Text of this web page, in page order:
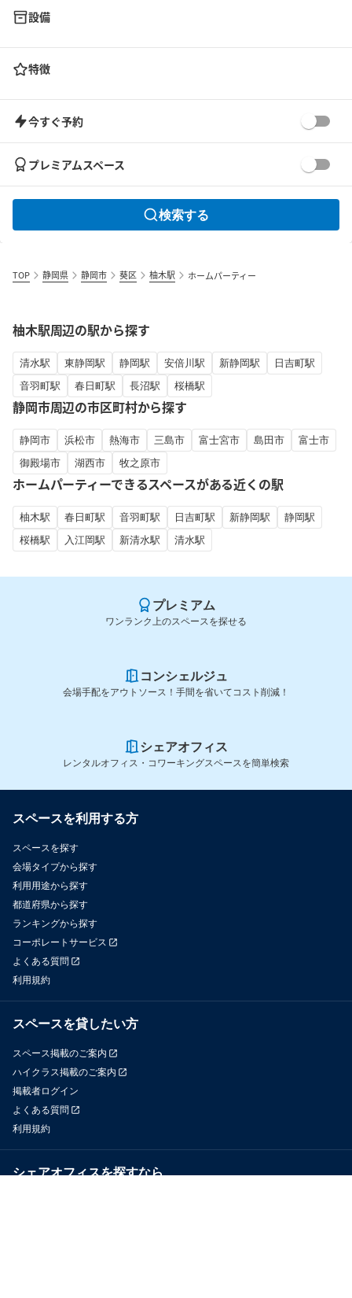
設備
特徴
今すぐ予約
プレミアムスペース
検索する
TOP 静岡県 静岡市 葵区 柚木駅 ホームパーティー
柚木駅周辺の駅から探す
清水駅 東静岡駅 静岡駅 安倍川駅 新静岡駅
日吉町駅
音羽町駅
春日町駅 長沼駅 桜橋駅
静岡市周辺の市区町村から探す
静岡市 浜松市 熱海市 三島市 富士宮市 島田市
富士市
御殿場市
湖西市 牧之原市
ホームパーティーできるスペースがある近くの駅
柚木駅 春日町駅 音羽町駅 日吉町駅 新静岡駅
静岡駅
桜橋駅
入江岡駅 新清水駅 清水駅
プレミアム
ワンランク上のスペースを探せる
コンシェルジュ
会場手配をアウトソース！手間を省いてコスト削減！
シェアオフィス
レンタルオフィス・コワーキングスペースを簡単検索
スペースを利用する方
スペースを探す
会場タイプから探す
利用用途から探す
都道府県から探す
ランキングから探す
コーポレートサービス
よくある質問
利用規約
スペースを貸したい方
スペース掲載のご案内
ハイクラス掲載のご案内
掲載者ログイン
よくある質問
利用規約
シェアオフィスを探すなら